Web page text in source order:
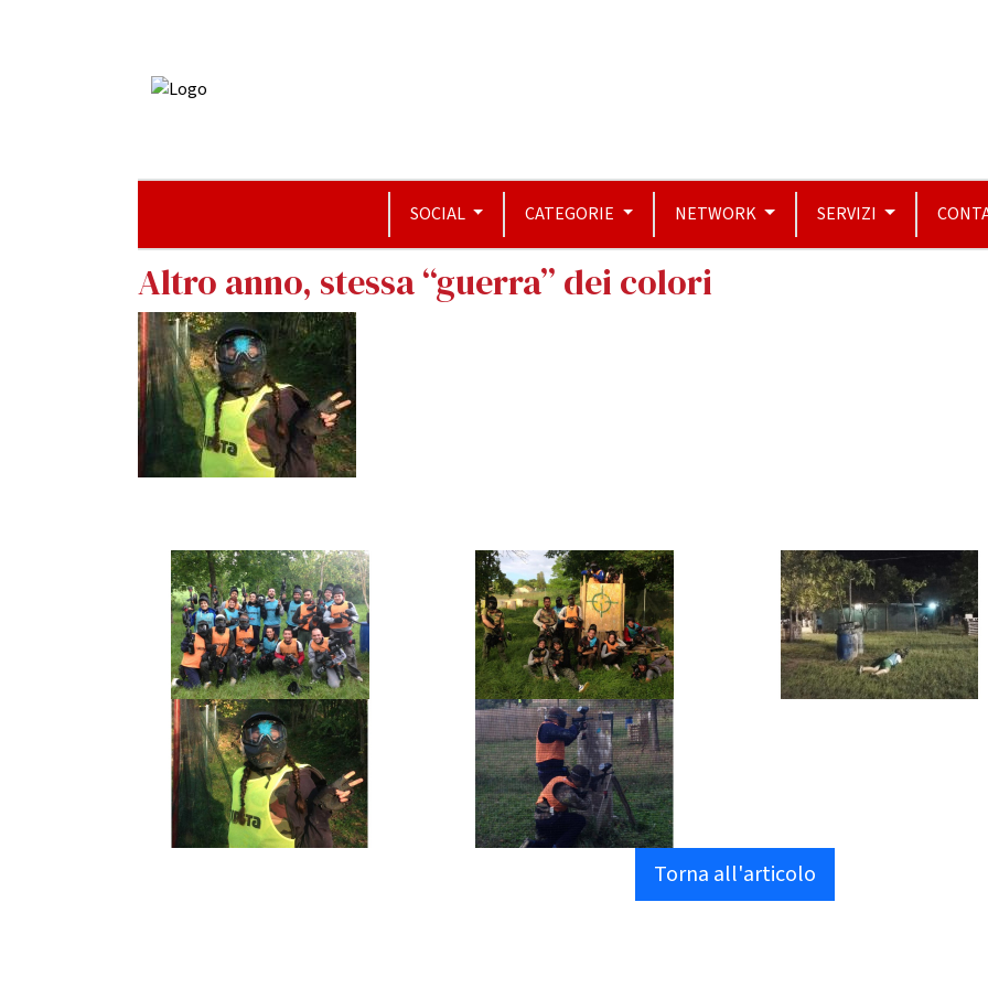
SOCIAL CATEGORIE NETWORK SERVIZI
Altro anno, stessa “guerra” dei colori
Torna all'articolo